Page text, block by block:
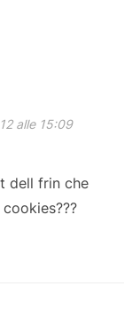
alle 15:09
dell frin che